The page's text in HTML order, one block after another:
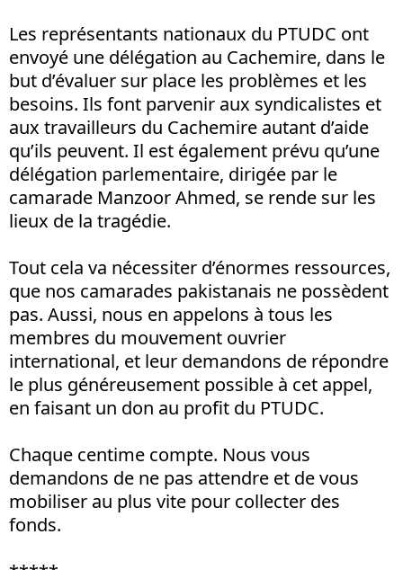
Les représentants nationaux du PTUDC ont
envoyé une délégation au Cachemire, dans le
but d’évaluer sur place les problèmes et les
besoins. Ils font parvenir aux syndicalistes et
aux travailleurs du Cachemire autant d’aide
qu’ils peuvent. Il est également prévu qu’une
délégation parlementaire, dirigée par le
camarade Manzoor Ahmed, se rende sur les
lieux de la tragédie.
Tout cela va nécessiter d’énormes ressources,
que nos camarades pakistanais ne possèdent
pas. Aussi, nous en appelons à tous les
membres du mouvement ouvrier
international, et leur demandons de répondre
le plus généreusement possible à cet appel,
en faisant un don au profit du PTUDC.
Chaque centime compte. Nous vous
demandons de ne pas attendre et de vous
mobiliser au plus vite pour collecter des
fonds.